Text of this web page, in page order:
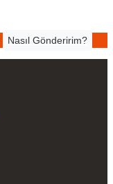
Nasıl Gönderirim?